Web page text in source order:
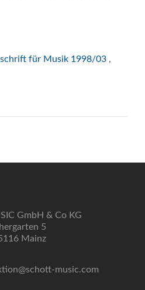
für Musik 1998/03 ,
GmbH & Co KG
5
Mainz
music.com